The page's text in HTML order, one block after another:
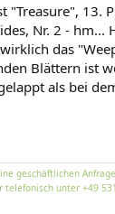
"Treasure", 13.
Nr. 2 - hm...
das
Blättern ist
als bei
geschäftlichen
unter +49